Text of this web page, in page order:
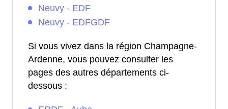
Neuvy - EDF
Neuvy - EDFGDF
Si vous vivez dans la région Champagne-
Ardenne, vous pouvez consulter les
pages des autres départements ci-
dessous :